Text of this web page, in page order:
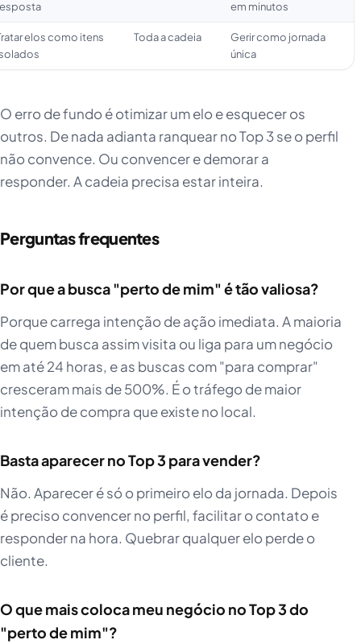
em minutos
elos como itens
Toda a cadeia
Gerir como jornada
única
O erro de fundo é otimizar um elo e esquecer os
outros. De nada adianta ranquear no Top 3 se o perfil
não convence. Ou convencer e demorar a
responder. A cadeia precisa estar inteira.
Perguntas frequentes
Por que a busca "perto de mim" é tão valiosa?
Porque carrega intenção de ação imediata. A maioria
de quem busca assim visita ou liga para um negócio
em até 24 horas, e as buscas com "para comprar"
cresceram mais de 500%. É o tráfego de maior
intenção de compra que existe no local.
Basta aparecer no Top 3 para vender?
Não. Aparecer é só o primeiro elo da jornada. Depois
é preciso convencer no perfil, facilitar o contato e
responder na hora. Quebrar qualquer elo perde o
cliente.
O que mais coloca meu negócio no Top 3 do
"perto de mim"?